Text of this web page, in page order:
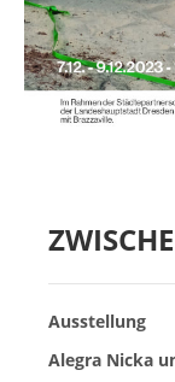
Ausstellung
Alegra Nicka